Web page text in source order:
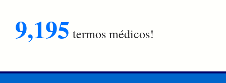
9,195 termos médicos!